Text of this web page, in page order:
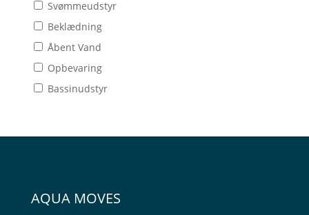
Svømmeudstyr
Beklædning
Åbent Vand
Opbevaring
Bassinudstyr
AQUA MOVES